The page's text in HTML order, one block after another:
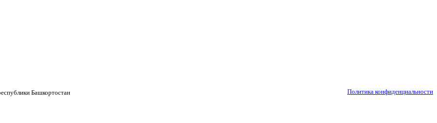
Политика конфиденциальности
Башкортостан